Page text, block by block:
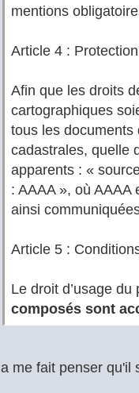
mentions
Article 4 :
Afin que les droits
cartographiques
tous les
cadastrales, quelle
apparents : «
: AAAA », où AAAA
ainsi
Article 5 :
Le droit d’usage
composés sont
me fait penser qu'il